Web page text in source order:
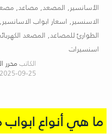
الأسانسير, المصعد, مصاعد,
الاسنسير, اسعار ابواب
الطوارئ للمصاعد, المصعد
اسنسيرات
الكاتبمحرر
2025-09-25
ما هي أنواع